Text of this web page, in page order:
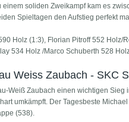
soliden Zweikampf kam es
Spieltagen den Aufstieg perfekt
Holz (1:3), Florian Pitroff 552 Holz/
534 Holz /Marco Schuberth 528
Weiss Zaubach - SKC
Weiß Zaubach einen wichtigen
umkämpft. Der Tagesbeste
(538).